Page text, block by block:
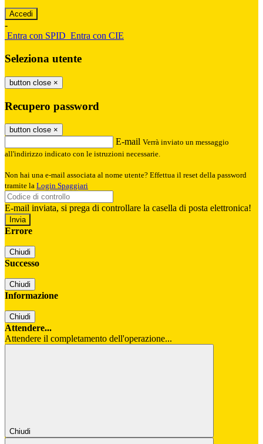
-
Entra con SPID Entra con CIE
Seleziona utente
button close ×
Recupero password
button close ×
E-mail Verrà inviato un messaggio
all'indirizzo indicato con le istruzioni necessarie.
Non hai una e-mail associata al nome utente? Effettua il reset della password
tramite la Login Spaggiari
E-mail inviata, si prega di controllare la casella di posta elettronica!
Errore
Chiudi
Successo
Chiudi
Informazione
Chiudi
Attendere...
Attendere il completamento dell'operazione...
Chiudi